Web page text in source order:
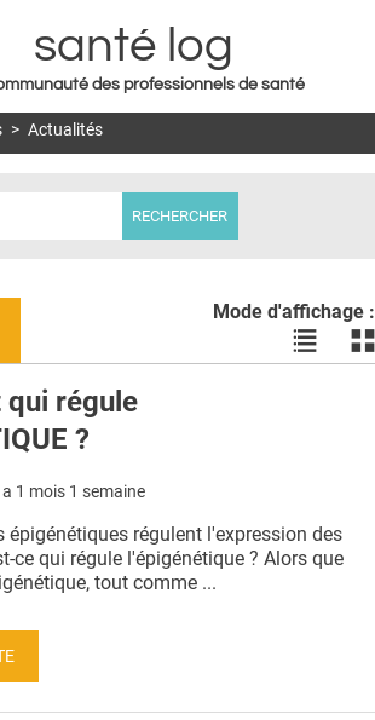
Jump to navigation
santé log
des professionnels de santé
> Actualités
Mode d'affichage :
Voir
les
les
qui régule
?
1 mois 1 semaine
régulent l'expression des
ce qui régule l'épigénétique ? Alors que
tout comme ...